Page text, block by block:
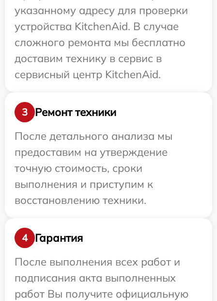
указанному адресу для проверки
устройства KitchenAid. В случае
сложного ремонта мы бесплатно
доставим технику в сервис в
сервисный центр KitchenAid.
3
Ремонт техники
После детального анализа мы
предоставим на утверждение
точную стоимость, сроки
выполнения и приступим к
восстановлению техники.
4
Гарантия
После выполнения всех работ и
подписания акта выполненных
работ Вы получите официальную